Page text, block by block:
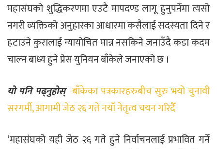
महासंघको शुद्धिकरणमा एउटै मापदण्ड लागू हुनुपर्नेमा त्यसो
नगरी व्यक्तिको अनुहारका आधारमा कसैलाई सदस्यता दिने र
हटाउने कुरालाई न्यायोचित मान्न नसकिने जनाउँदै कडा कदम
चाल्न बाध्य हुने प्रेस युनियन बाँकेले जनाएको छ ।
यो पनि पढ्नुहोस् बाँकेका पत्रकारहरुबीच सुरु भयो चुनावी
सरगर्मी, आगामी जेठ २६ गते नयाँ नेतृत्व चयन गरिदैँ
‘महासंघको यही जेठ २६ गते हुने निर्वाचनलाई प्रभावित गर्ने